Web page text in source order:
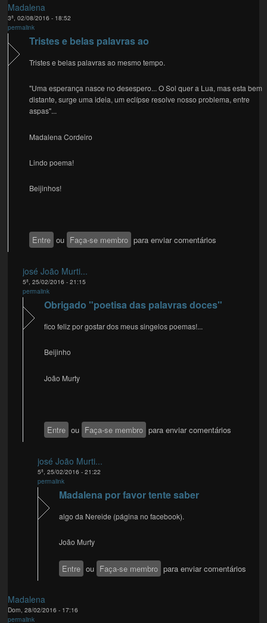
Madalena
3ª, 02/08/2016 - 18:52
permalink
Tristes e belas palavras ao
Tristes e belas palavras ao mesmo tempo.
"Uma esperança nasce no desespero... O Sol quer a Lua, mas esta bem
distante, surge uma ideia, um eclípse resolve nosso problema, entre
aspas"...
Madalena Cordeiro
Lindo poema!
Beijinhos!
Entre ou Faça-se membro para enviar comentários
josé João Murti...
5ª, 25/02/2016 - 21:15
permalink
Obrigado "poetisa das palavras doces"
fico feliz por gostar dos meus singelos poemas!...
Beijinho
João Murty
Entre ou Faça-se membro para enviar comentários
josé João Murti...
5ª, 25/02/2016 - 21:22
permalink
Madalena por favor tente saber
algo da Nereide (página no facebook).
João Murty
Entre ou Faça-se membro para enviar comentários
Madalena
Dom, 28/02/2016 - 17:16
permalink